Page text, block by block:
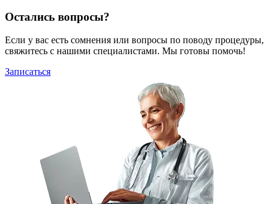
Остались вопросы?
Если у вас есть сомнения или вопросы по поводу процедуры,
свяжитесь с нашими специалистами. Мы готовы помочь!
Записаться